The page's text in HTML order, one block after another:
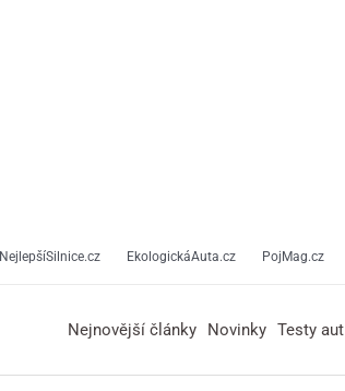
NejlepšíSilnice.cz EkologickáAuta.cz PojMag.cz
Nejnovější články Novinky Testy aut